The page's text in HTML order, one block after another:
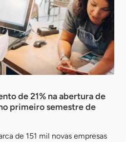
de 21% na abertura de
primeiro semestre de
de 151 mil novas empresas